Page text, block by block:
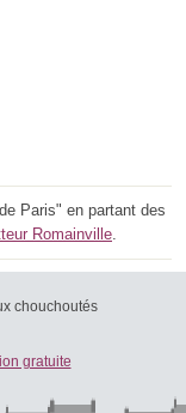
Paris" en partant des
Romainville.
chouchoutés
gratuite